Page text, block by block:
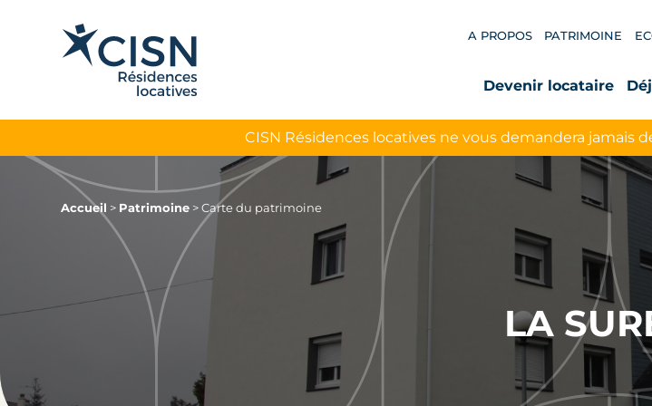
A PROPOS PATRIMOINE
Devenir locataire
CISN Résidences locatives ne vous demandera jamais
Accueil > Patrimoine >Carte du patrimoine
LA